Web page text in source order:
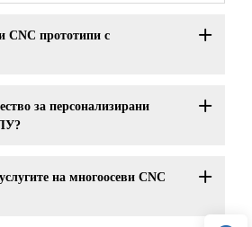
CNC прототипи с
за персонализирани
на многоосеви CNC